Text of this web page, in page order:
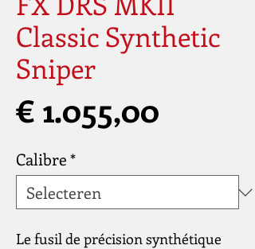
Classic Synthetic
Sniper
€ 1.055,00
Calibre*
Le fusil de précision synthétique